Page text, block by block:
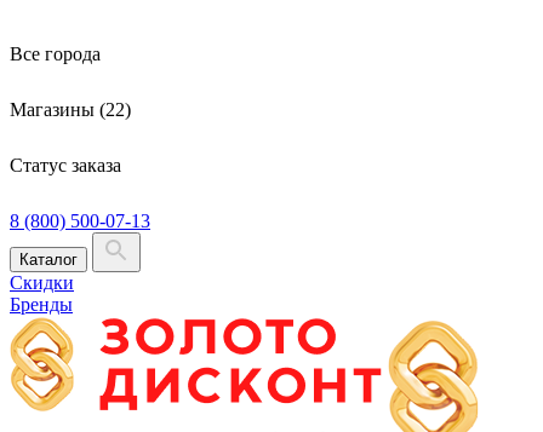
Все города
Магазины (22)
Статус заказа
8 (800) 500-07-13
Каталог
Скидки
Бренды